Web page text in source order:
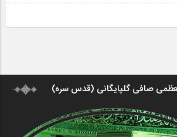
صافی گلپایگانی (قدس سره)